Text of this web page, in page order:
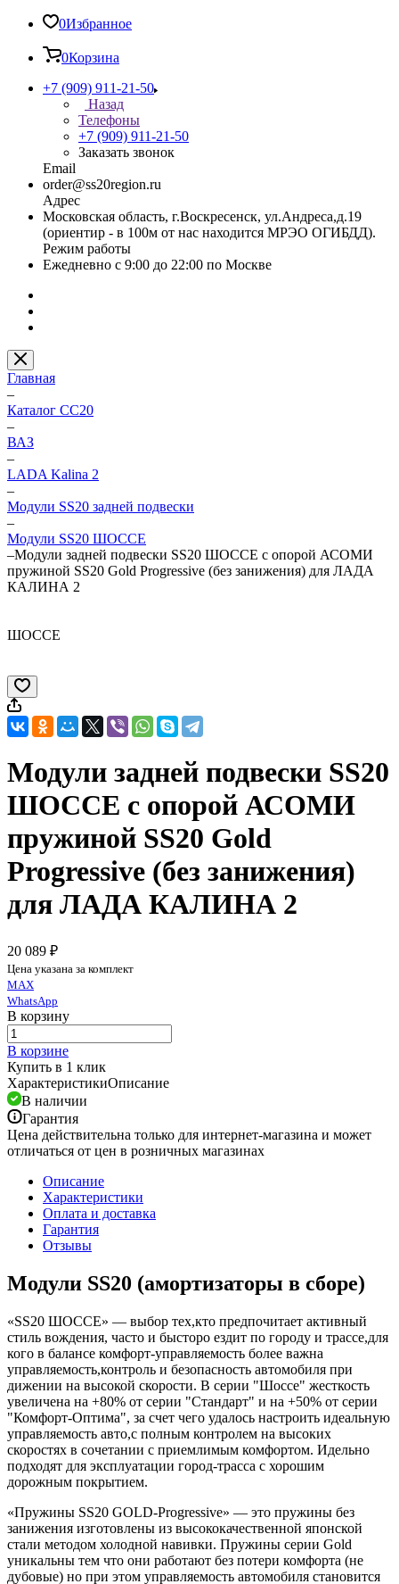
0Избранное
0Корзина
+7 (909) 911-21-50
Назад
Телефоны
+7 (909) 911-21-50
Заказать звонок
Email
order@ss20region.ru
Адрес
Московская область, г.Воскресенск, ул.Андреса,д.19
(ориентир - в 100м от нас находится МРЭО ОГИБДД).
Режим работы
Ежедневно с 9:00 до 22:00 по Москве
Главная
–
Каталог CC20
–
ВАЗ
–
LADA Kalina 2
–
Модули SS20 задней подвески
–
Модули SS20 ШОССЕ
–Модули задней подвески SS20 ШОССЕ с опорой АСОМИ
пружиной SS20 Gold Progressive (без занижения) для ЛАДА
КАЛИНА 2
ШОССЕ
Модули задней подвески SS20
ШОССЕ с опорой АСОМИ
пружиной SS20 Gold
Progressive (без занижения)
для ЛАДА КАЛИНА 2
20 089 ₽
Цена указана за комплект
MAX
WhatsApp
В корзину
В корзине
Купить в 1 клик
ХарактеристикиОписание
В наличии
Гарантия
Цена действительна только для интернет-магазина и может
отличаться от цен в розничных магазинах
Описание
Характеристики
Оплата и доставка
Гарантия
Отзывы
Модули SS20 (амортизаторы в сборе)
«SS20 ШОССЕ» — выбор тех,кто предпочитает активный
стиль вождения, часто и бысторо ездит по городу и трассе,для
кого в балансе комфорт-управляемость более важна
управляемость,контроль и безопасность автомобиля при
дижении на высокой скорости. В серии "Шоссе" жесткость
увеличена на +80% от серии "Стандарт" и на +50% от серии
"Комфорт-Оптима", за счет чего удалось настроить идеальную
управляемость авто,с полным контролем на высоких
скоростях в сочетании с приемлимым комфортом. Идельно
подходят для эксплуатации город-трасса с хорошим
дорожным покрытием.
«Пружины SS20 GOLD-Progressive» — это пружины без
занижения изготовлены из высококачественной японской
стали методом холодной навивки. Пружины серии Gold
уникальны тем что они работают без потери комфорта (не
дубовые) но при этом управляемость автомобиля становится